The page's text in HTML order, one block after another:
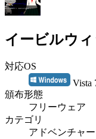
イービルウ
対応OS
Vista
頒布形態
フリーウェア
カテゴリ
アドベンチャ